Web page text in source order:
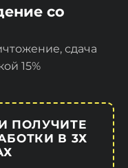
со
сдача
15%
ПОЛУЧИТЕ
В 3Х